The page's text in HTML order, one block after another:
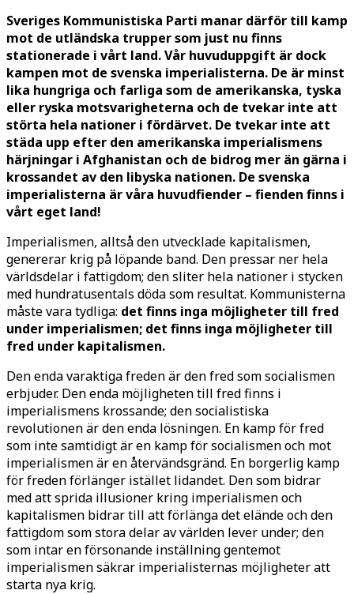
Sveriges Kommunistiska Parti manar därför till kamp
mot de utländska trupper som just nu finns
stationerade i vårt land. Vår huvuduppgift är dock
kampen mot de svenska imperialisterna. De är minst
lika hungriga och farliga som de amerikanska, tyska
eller ryska motsvarigheterna och de tvekar inte att
störta hela nationer i fördärvet. De tvekar inte att
städa upp efter den amerikanska imperialismens
härjningar i Afghanistan och de bidrog mer än gärna i
krossandet av den libyska nationen. De svenska
imperialisterna är våra huvudfiender – fienden finns i
vårt eget land!
Imperialismen, alltså den utvecklade kapitalismen,
genererar krig på löpande band. Den pressar ner hela
världsdelar i fattigdom; den sliter hela nationer i stycken
med hundratusentals döda som resultat. Kommunisterna
måste vara tydliga: det finns inga möjligheter till fred
under imperialismen; det finns inga möjligheter till
fred under kapitalismen.
Den enda varaktiga freden är den fred som socialismen
erbjuder. Den enda möjligheten till fred finns i
imperialismens krossande; den socialistiska
revolutionen är den enda lösningen. En kamp för fred
som inte samtidigt är en kamp för socialismen och mot
imperialismen är en återvändsgränd. En borgerlig kamp
för freden förlänger istället lidandet. Den som bidrar
med att sprida illusioner kring imperialismen och
kapitalismen bidrar till att förlänga det elände och den
fattigdom som stora delar av världen lever under; den
som intar en försonande inställning gentemot
imperialismen säkrar imperialisternas möjligheter att
starta nya krig.